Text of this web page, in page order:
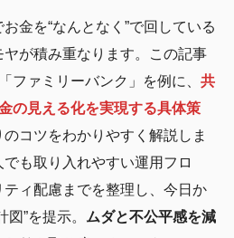
金を“なんとなく”で回している
が積み重なります。この記事
ファミリーバンク」を例に、 共
の見える化を実現する具体策
コツをわかりやすく解説しま
も取り入れやすい運用フロ
ィ配慮までを整理し、今日か
”を提示。 ムダと不公平感を減